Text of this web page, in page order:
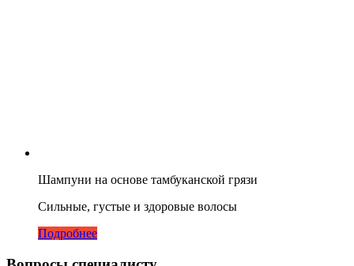
Шампуни на основе тамбуканской грязи
Сильные, густые и здоровые волосы
Подробнее